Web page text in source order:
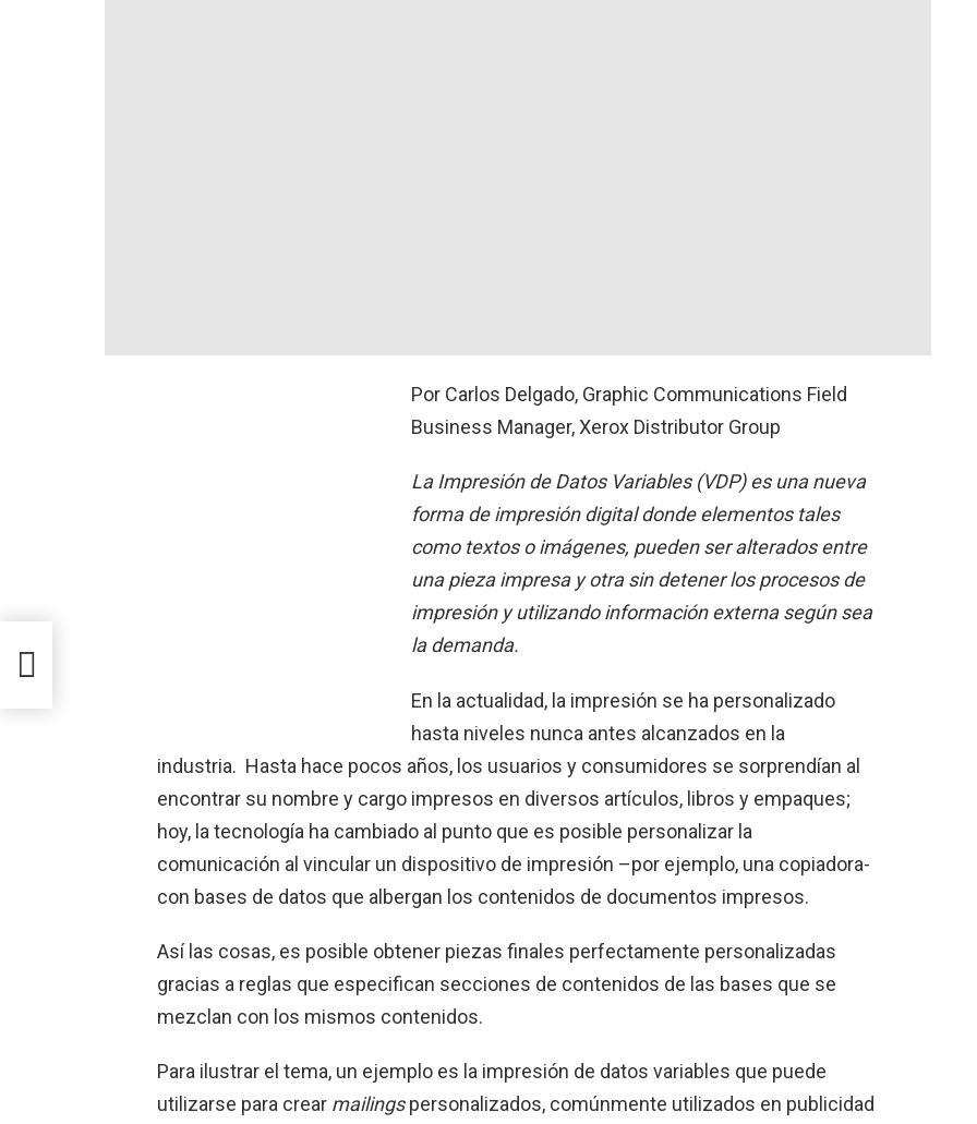
Por Carlos Delgado, Graphic Communications Field
Business Manager, Xerox Distributor Group
La Impresión de Datos Variables (VDP) es una nueva
forma de impresión digital donde elementos tales
como textos o imágenes, pueden ser alterados entre
una pieza impresa y otra sin detener los procesos de
impresión y utilizando información externa según sea
la demanda.
En la actualidad, la impresión se ha personalizado
hasta niveles nunca antes alcanzados en la
industria. Hasta hace pocos años, los usuarios y consumidores se sorprendían al
encontrar su nombre y cargo impresos en diversos artículos, libros y empaques;
hoy, la tecnología ha cambiado al punto que es posible personalizar la
comunicación al vincular un dispositivo de impresión –por ejemplo, una copiadora-
con bases de datos que albergan los contenidos de documentos impresos.
Así las cosas, es posible obtener piezas finales perfectamente personalizadas
gracias a reglas que especifican secciones de contenidos de las bases que se
mezclan con los mismos contenidos.
Para ilustrar el tema, un ejemplo es la impresión de datos variables que puede
utilizarse para crear mailingspersonalizados, comúnmente utilizados en publicidad